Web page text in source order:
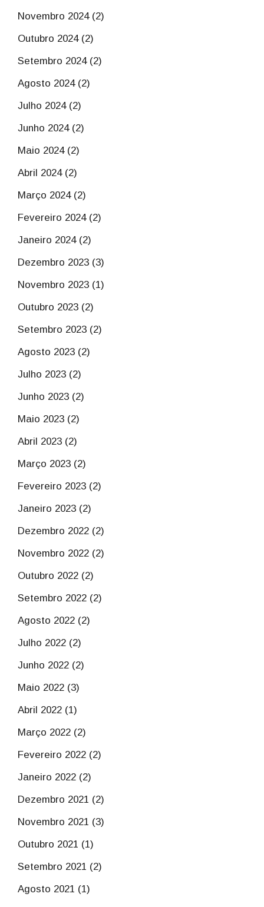
Novembro 2024 (2)
Outubro 2024 (2)
Setembro 2024 (2)
Agosto 2024 (2)
Julho 2024 (2)
Junho 2024 (2)
Maio 2024 (2)
Abril 2024 (2)
Março 2024 (2)
Fevereiro 2024 (2)
Janeiro 2024 (2)
Dezembro 2023 (3)
Novembro 2023 (1)
Outubro 2023 (2)
Setembro 2023 (2)
Agosto 2023 (2)
Julho 2023 (2)
Junho 2023 (2)
Maio 2023 (2)
Abril 2023 (2)
Março 2023 (2)
Fevereiro 2023 (2)
Janeiro 2023 (2)
Dezembro 2022 (2)
Novembro 2022 (2)
Outubro 2022 (2)
Setembro 2022 (2)
Agosto 2022 (2)
Julho 2022 (2)
Junho 2022 (2)
Maio 2022 (3)
Abril 2022 (1)
Março 2022 (2)
Fevereiro 2022 (2)
Janeiro 2022 (2)
Dezembro 2021 (2)
Novembro 2021 (3)
Outubro 2021 (1)
Setembro 2021 (2)
Agosto 2021 (1)